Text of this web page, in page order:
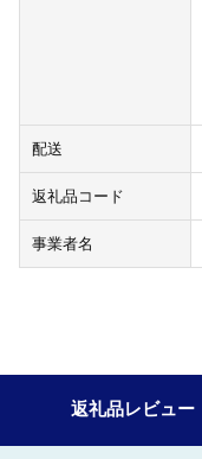
配送
返礼品コード
事業者名
返礼品レビュー